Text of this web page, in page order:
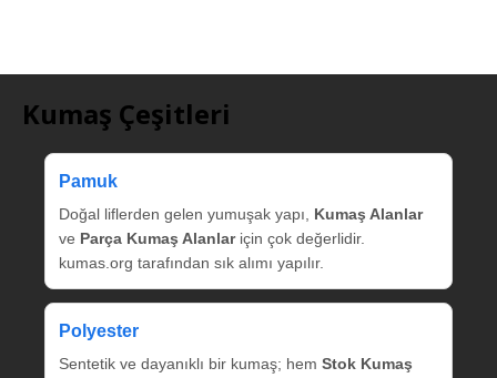
Kumaş Çeşitleri
Pamuk
Doğal liflerden gelen yumuşak yapı, Kumaş Alanlar
ve Parça Kumaş Alanlariçin çok değerlidir.
kumas.org tarafından sık alımı yapılır.
Polyester
Sentetik ve dayanıklı bir kumaş; hem Stok Kumaş